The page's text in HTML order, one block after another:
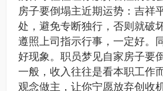
房子要倒塌主近期运势：吉祥
处，避免专断独行，否则就破
遵照上司指示行事，一定好。
好现象。职员梦见自家房子要
一般，收入往往是看本职工作
观念做主，让你宁愿放弃创收